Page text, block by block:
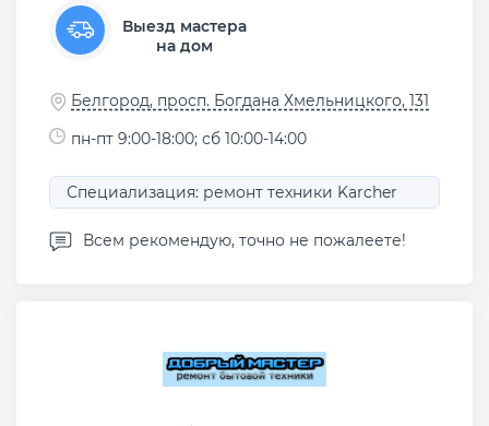
Выезд мастера
на дом
Белгород, просп. Богдана Хмельницкого, 131
пн-пт 9:00-18:00; сб 10:00-14:00
Специализация: ремонт техники Karcher
Всем рекомендую, точно не пожалеете!